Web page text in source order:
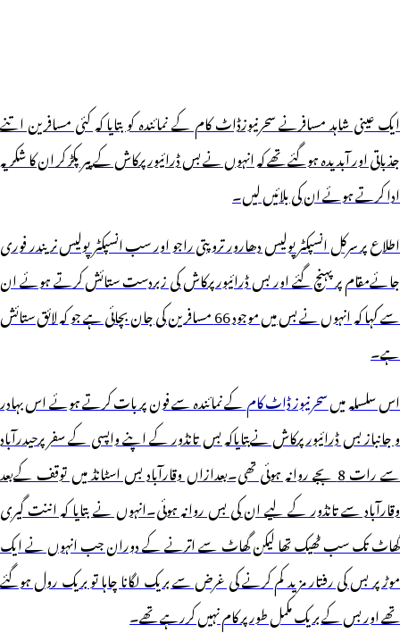
ایک عینی شاہد مسافرنے سحرنیوزڈاٹ کام کے نمائندہ کو بتایا کہ کئی مسافرین اتنے
جذباتی اور آبدیدہ ہوگئے تھے کہ انہوں نے بس ڈرائیور پرکاش کے پیر پکڑ کر ان کا شکریہ
ادا کرتے ہوئے ان کی بلائیں لیں۔
اطلاع پر سرکل انسپکٹر پولیس دھارور تروپتی راجو اور سب انسپکٹر پولیس نریندر فوری
جائےمقام پر پہنچ گئے اور بس ڈرائیور پرکاش کی زبردست ستائش کرتے ہوئے ان
سے کہا کہ انہوں نے بس میں موجود 66 مسافرین کی جان بچائی ہے جو کہ لائق ستائش
ہے۔
اس سلسلہ میںسحرنیوز ڈاٹ کامکے نمائندہ سے فون پر بات کرتے ہوئے اس بہادر
و جانباز بس ڈرائیور پرکاش نےبتایاکہ بس تانڈور کے اپنے واپسی کے سفر پرحیدرآباد
سے رات 8 بجے روانہ ہوئی تھی۔بعدازاں وقارآباد بس اسٹانڈ میں توقف کےبعد
وقارآباد سے تانڈور کے لیے ان کی بس روانہ ہوئی۔انہوں نے بتایا کہ اننت گیری
گھاٹ تک سب ٹھیک تھا لیکن گھاٹ سے اترنے کے دوران جب انہوں نے ایک
موڑ پر بس کی رفتار مزید کم کرنے کی غرض سے بریک لگانا چاہا تو بریک رول ہوگئے
تھے اور بس کے بریک مکمل طورپر کام نہیں کررہے تھے۔